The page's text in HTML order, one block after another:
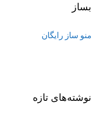
بساز
منو ساز رایگان
نوشته‌های تازه